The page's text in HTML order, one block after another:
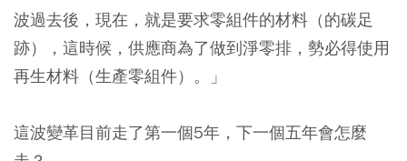
波過去後，現在，就是要求零組件的材料（的碳足
跡），這時候，供應商為了做到淨零排，勢必得使用
再生材料（生產零組件）。」
這波變革目前走了第一個5年，下一個五年會怎麼